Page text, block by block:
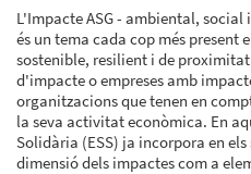
L'Impacte ASG - ambiental, social
és un tema cada cop més present
sostenible, resilient i de
d'impacte o empreses amb
organitzacions que tenen en
la seva activitat econòmica. En
Solidària (ESS) ja incorpora en
dimensió dels impactes com a